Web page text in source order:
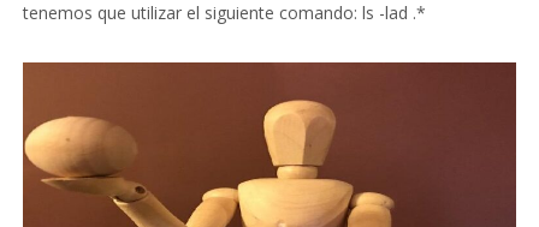
tenemos que utilizar el siguiente comando: ls -lad .*